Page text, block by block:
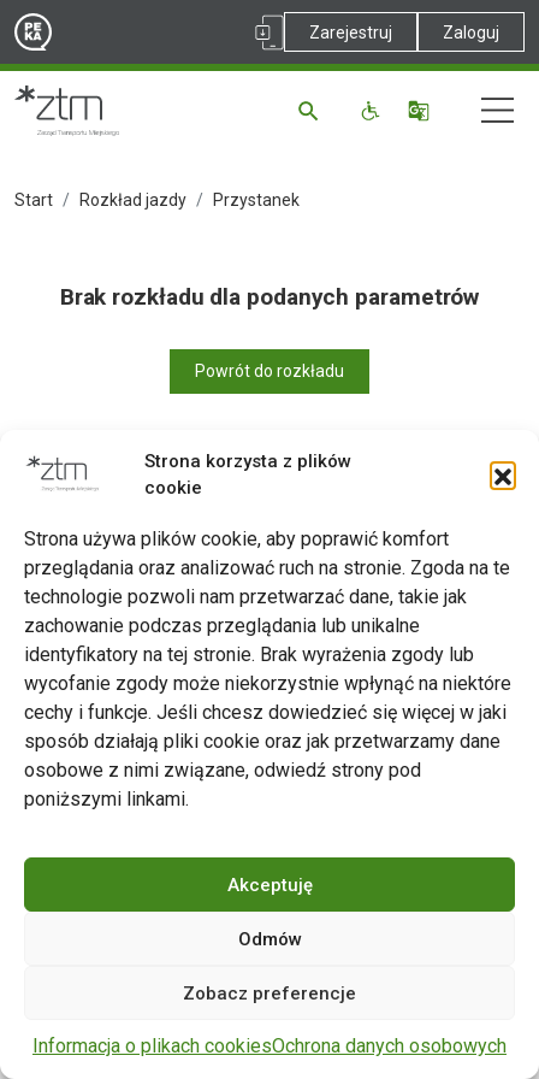
Strona korzysta z plików
cookie
Strona używa plików cookie, aby poprawić komfort
przeglądania oraz analizować ruch na stronie. Zgoda na te
technologie pozwoli nam przetwarzać dane, takie jak
zachowanie podczas przeglądania lub unikalne
identyfikatory na tej stronie. Brak wyrażenia zgody lub
wycofanie zgody może niekorzystnie wpłynąć na niektóre
cechy i funkcje. Jeśli chcesz dowiedzieć się więcej w jaki
sposób działają pliki cookie oraz jak przetwarzamy dane
osobowe z nimi związane, odwiedź strony pod
poniższymi linkami.
Akceptuję
Odmów
Zobacz preferencje
Informacja o plikach cookiesOchrona danych osobowych
Zarejestruj Zaloguj
Start Rozkład jazdy Przystanek
Brak rozkładu dla podanych parametrów
Powrót do rozkładu
Zarząd Transportu Miejskiego w Poznaniu
Napisz do nas
tel. 61 646 33 44
ul. Matejki 59, 60-770 Poznań
zastrzeżone.